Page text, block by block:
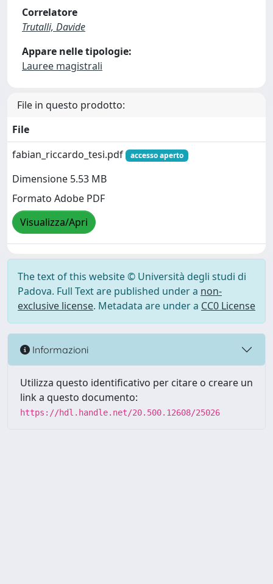
Correlatore
Trutalli, Davide
Appare nelle tipologie:
Lauree magistrali
File in questo prodotto:
File
fabian_riccardo_tesi.pdf
accesso aperto
Dimensione 5.53 MB
Formato Adobe PDF
Visualizza/Apri
The text of this website © Università degli studi di
Padova. Full Text are published under a non-
exclusive license. Metadata are under a CC0 License
Informazioni
Utilizza questo identificativo per citare o creare un
link a questo documento:
https://hdl.handle.net/20.500.12608/25026